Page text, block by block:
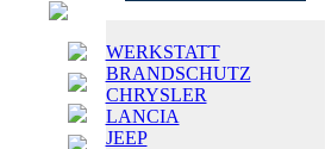
WERKSTATT
BRANDSCHUTZ
CHRYSLER
LANCIA
JEEP